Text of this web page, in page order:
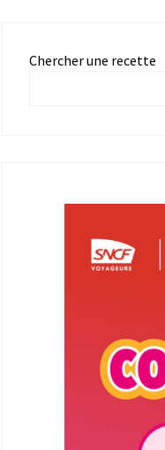
Chercher une recette